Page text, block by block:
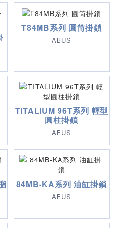
T84MB系列 圓筒掛鎖
ABUS
TITALIUM 96T系列 輕型
圓柱掛鎖
ABUS
84MB-KA系列 油缸掛鎖
ABUS